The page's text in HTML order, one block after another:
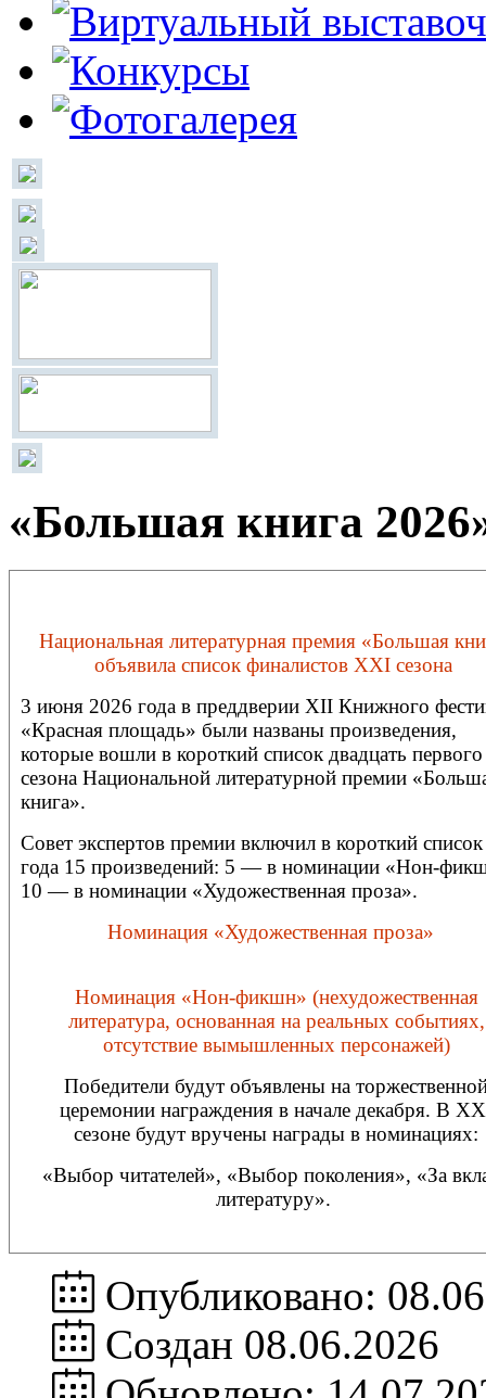
«Большая книга
Национальная литературная премия «Большая
объявила список финалистов XXI сезона
3 июня 2026 года в преддверии XII Книжного
«Красная площадь» были названы произведения,
которые вошли в короткий список двадцать первого
сезона Национальной литературной премии
книга».
Совет экспертов премии включил в короткий
года 15 произведений: 5 — в номинации «Нон-
10 — в номинации «Художественная проза».
Номинация «Художественная проза»
Номинация «Нон-фикшн» (нехудожественная
литература, основанная на реальных событиях,
отсутствие вымышленных персонажей)
Победители будут объявлены на
церемонии награждения в начале декабря. В
сезоне будут вручены награды в номинациях:
«Выбор читателей», «Выбор поколения», «За
литературу».
Опубликовано:
Создан 08.06.2026